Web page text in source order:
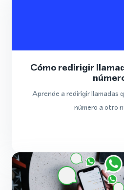
Cómo redirigir
Aprende a redirigir llamadas
número a otro